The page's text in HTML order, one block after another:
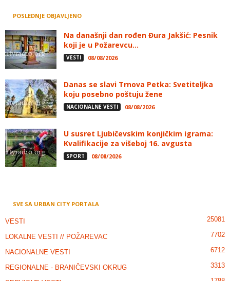
POSLEDNJE OBJAVLJENO
Na današnji dan rođen Đura Jakšić: Pesnik
koji je u Požarevcu...
VESTI 08/08/2026
Danas se slavi Trnova Petka: Svetiteljka
koju posebno poštuju žene
NACIONALNE VESTI 08/08/2026
U susret Ljubičevskim konjičkim igrama:
Kvalifikacije za višeboj 16. avgusta
SPORT 08/08/2026
SVE SA URBAN CITY PORTALA
VESTI 25081
LOKALNE VESTI // POŽAREVAC 7702
NACIONALNE VESTI 6712
REGIONALNE - BRANIČEVSKI OKRUG 3313